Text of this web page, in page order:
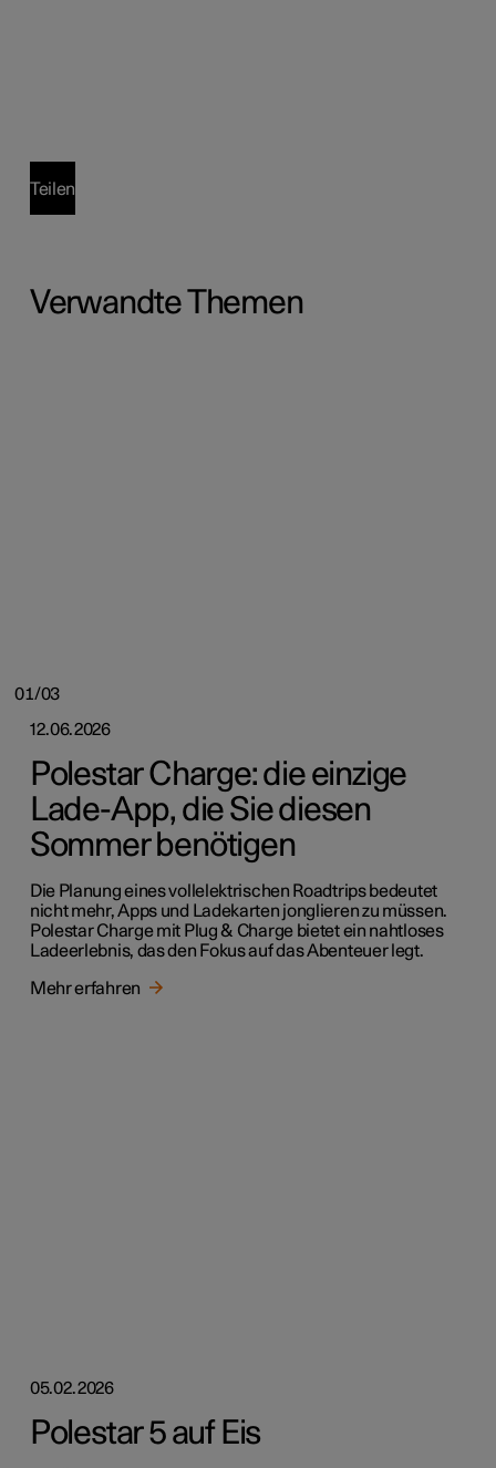
01/03
Teilen
Verwandte Themen
12.06.2026
Polestar Charge: die einzige
Lade-App, die Sie diesen
Sommer benötigen
Die Planung eines vollelektrischen Roadtrips bedeutet
nicht mehr, Apps und Ladekarten jonglieren zu müssen.
Polestar Charge mit Plug & Charge bietet ein nahtloses
Ladeerlebnis, das den Fokus auf das Abenteuer legt.
Mehr erfahren
05.02.2026
Polestar 5 auf Eis